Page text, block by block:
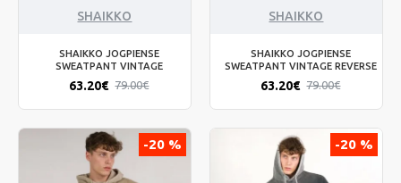
SHAIKKO
SHAIKKO JOGPIENSE
SWEATPANT VINTAGE
63.20€ 79.00€
SHAIKKO
SHAIKKO JOGPIENSE
SWEATPANT VINTAGE REVERSE
63.20€ 79.00€
-20 % -20 %